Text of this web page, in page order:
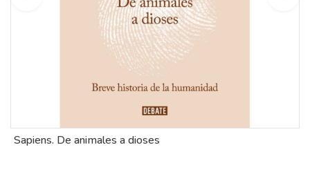
Sapiens. De animales a dioses